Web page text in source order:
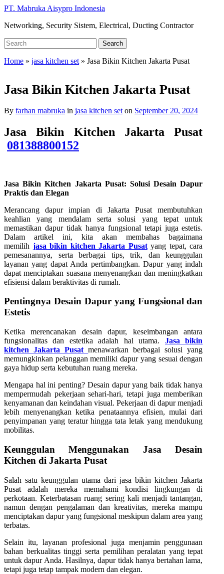
Skip
main
PT. Mabruka Aisypro Indonesia
Networking, Security Sistem, Electrical, Ducting Contractor
Search
for:
Search
Home » jasa kitchen set » Jasa Bikin Kitchen Jakarta Pusat
Jasa Bikin Kitchen Jakarta Pusat
By farhan mabruka in jasa kitchen set on September 20, 2024
Jasa Bikin Kitchen Jakarta Pusat
081388800152
Jasa Bikin Kitchen Jakarta Pusat: Solusi Desain Dapur
Praktis dan Elegan
Merancang dapur impian di Jakarta Pusat membutuhkan
keahlian yang mendalam serta solusi yang tepat untuk
memastikan dapur tidak hanya fungsional tetapi juga estetis.
Dalam artikel ini, kita akan membahas bagaimana
memilih jasa bikin kitchen Jakarta Pusatyang tepat, cara
pemesanannya, serta berbagai tips, trik, dan keunggulan
layanan yang dapat Anda pertimbangkan. Dapur yang indah
dapat menciptakan suasana menyenangkan dan meningkatkan
efisiensi dalam beraktivitas di rumah.
Pentingnya Desain Dapur yang Fungsional dan
Estetis
Ketika merencanakan desain dapur, keseimbangan antara
fungsionalitas dan estetika adalah hal utama. Jasa bikin
kitchen Jakarta Pusat menawarkan berbagai solusi yang
memungkinkan pelanggan memiliki dapur yang sesuai dengan
gaya hidup serta kebutuhan ruang mereka.
Mengapa hal ini penting? Desain dapur yang baik tidak hanya
mempermudah pekerjaan sehari-hari, tetapi juga memberikan
kenyamanan dan keindahan visual. Pekerjaan di dapur menjadi
lebih menyenangkan ketika penataannya efisien, mulai dari
penyimpanan yang teratur hingga tata letak yang mendukung
mobilitas.
Keunggulan Menggunakan Jasa Desain
Kitchen di Jakarta Pusat
Salah satu keunggulan utama dari jasa bikin kitchen Jakarta
Pusat adalah mereka memahami kondisi lingkungan di
perkotaan. Keterbatasan ruang sering kali menjadi tantangan,
namun dengan pengalaman dan kreativitas, mereka mampu
menciptakan dapur yang fungsional meskipun dalam area yang
terbatas.
Selain itu, layanan profesional juga menjamin penggunaan
bahan berkualitas tinggi serta pemilihan peralatan yang tepat
untuk dapur Anda. Hasilnya, dapur tidak hanya bertahan lama,
tetapi juga tetap tampak modern dan elegan.